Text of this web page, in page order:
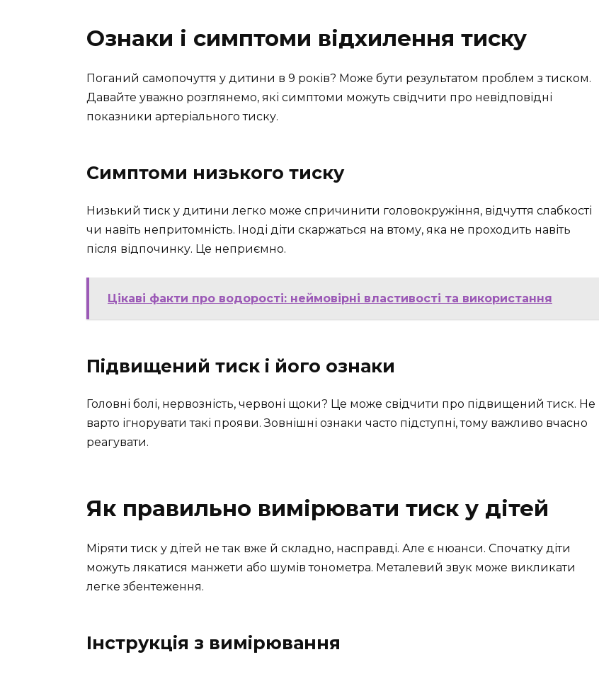
Ознаки і симптоми відхилення тиску
Поганий самопочуття у дитини в 9 років? Може бути результатом проблем з тиском.
Давайте уважно розглянемо, які симптоми можуть свідчити про невідповідні
показники артеріального тиску.
Симптоми низького тиску
Низький тиск у дитини легко може спричинити головокружіння, відчуття слабкості
чи навіть непритомність. Іноді діти скаржаться на втому, яка не проходить навіть
після відпочинку. Це неприємно.
Цікаві факти про водорості: неймовірні властивості та використання
Підвищений тиск і його ознаки
Головні болі, нервозність, червоні щоки? Це може свідчити про підвищений тиск. Не
варто ігнорувати такі прояви. Зовнішні ознаки часто підступні, тому важливо вчасно
реагувати.
Як правильно вимірювати тиск у дітей
Міряти тиск у дітей не так вже й складно, насправді. Але є нюанси. Спочатку діти
можуть лякатися манжети або шумів тонометра. Металевий звук може викликати
легке збентеження.
Інструкція з вимірювання